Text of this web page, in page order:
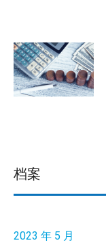
档案
2023 年 5 月